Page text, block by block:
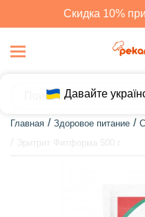
Скидка 10%
Давайте
Главная Здоровое питание